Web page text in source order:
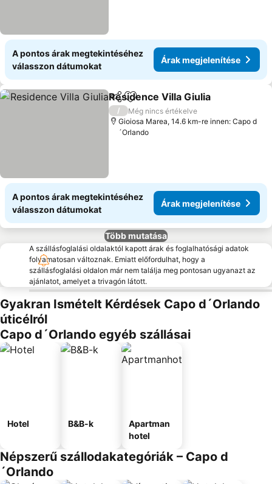
A pontos árak megtekintéséhez
válasszon dátumokat
Árak megjelenítése
Megosztás
Hozzáadás a kedvencekhez
Residence Villa Giulia
/
Még nincs értékelve
Gioiosa Marea, 14.6 km-re innen: Capo d
´Orlando
A pontos árak megtekintéséhez
válasszon dátumokat
Árak megjelenítése
Több mutatása
A szállásfoglalási oldalaktól kapott árak és foglalhatósági adatok
folyamatosan változnak. Emiatt előfordulhat, hogy a
szállásfoglalási oldalon már nem találja meg pontosan ugyanazt az
ajánlatot, amelyet a trivagón látott.
Gyakran Ismételt Kérdések Capo d´Orlando
úticélról
Capo d´Orlando egyéb szállásai
Hotel B&B-k
Apartman
hotel
Népszerű szállodakategóriák – Capo d
´Orlando